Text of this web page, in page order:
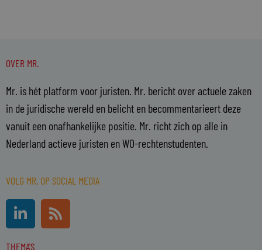
OVER MR.
Mr. is hét platform voor juristen. Mr. bericht over actuele zaken
in de juridische wereld en belicht en becommentarieert deze
vanuit een onafhankelijke positie. Mr. richt zich op alle in
Nederland actieve juristen en WO-rechtenstudenten.
VOLG MR. OP SOCIAL MEDIA
L
i
n
R
s
s
THEMA'S